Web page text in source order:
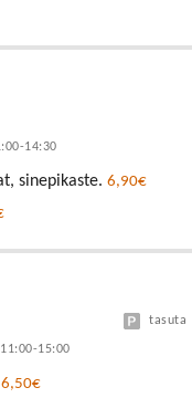
14:30
sinepikaste. 6,90€
11:00-15:00
tasuta
6,50€